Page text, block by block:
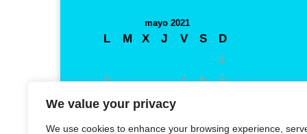
We value your privacy
We use cookies to enhance your browsing experience,
mayo 2021
L M X J V S
D
2
3
4 5 6 7 8
9
10 11 12 13
17
21